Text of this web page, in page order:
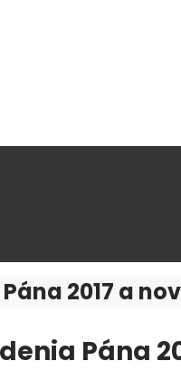
2017 a
Pána